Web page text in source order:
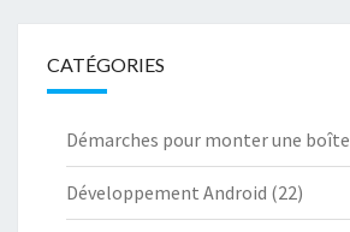
CATÉGORIES
Démarches pour monter une boîte
Développement Android (22)